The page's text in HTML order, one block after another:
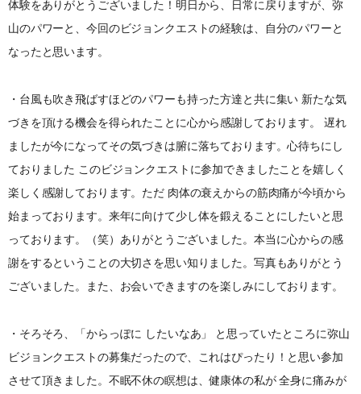
体験をありがとうございました！明日から、日常に戻りますが、弥
山のパワーと、今回のビジョンクエストの経験は、自分のパワーと
なったと思います。
・台風も吹き飛ばすほどのパワーも持った方達と共に集い 新たな気
づきを頂ける機会を得られたことに心から感謝しております。 遅れ
ましたが今になってその気づきは腑に落ちております。心待ちにし
ておりました このビジョンクエストに参加できましたことを嬉しく
楽しく感謝しております。ただ 肉体の衰えからの筋肉痛が今頃から
始まっております。来年に向けて少し体を鍛えることにしたいと思
っております。（笑）ありがとうございました。本当に心からの感
謝をするということの大切さを思い知りました。写真もありがとう
ございました。また、お会いできますのを楽しみにしております。
・そろそろ、「からっぽに したいなあ」 と思っていたところに弥山
ビジョンクエストの募集だったので、これはぴったり！と思い参加
させて頂きました。不眠不休の瞑想は、健康体の私が 全身に痛みが